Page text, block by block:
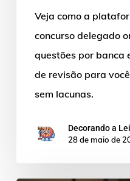
Veja como a
concurso delegado
questões por banca
de revisão para
sem lacunas.
Decorando a
28 de maio de